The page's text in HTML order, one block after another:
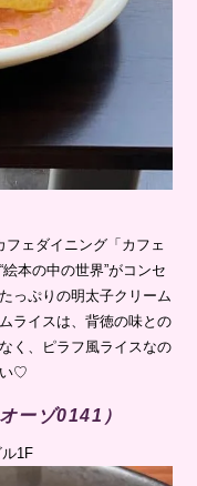
ェダイニング「カフェ
本の中の世界”がコンセ
っぷりの明太子クリーム
ライスは、背徳の味との
、ピラフ風ライスなの
い♡
ーゾ0141）
1F